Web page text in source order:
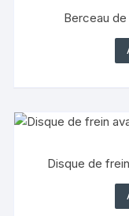
Berceau de
Disque de